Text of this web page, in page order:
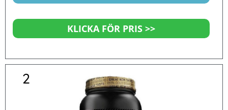
KLICKA FÖR PRIS >>
2